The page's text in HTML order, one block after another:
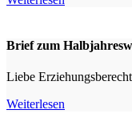
Brief zum
Liebe
Weiterlesen